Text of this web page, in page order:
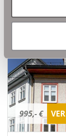
52,93 m²
WOHNFLÄCHE
995,- €